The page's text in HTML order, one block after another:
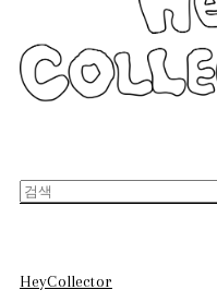
HeyCollector